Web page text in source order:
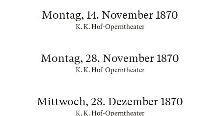
Montag, 14. November 1870
K. K. Hof-Operntheater
Montag, 28. November 1870
K. K. Hof-Operntheater
Mittwoch, 28. Dezember 1870
K. K. Hof-Operntheater